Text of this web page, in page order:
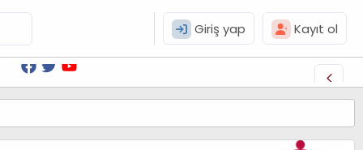
Giriş yap Kayıt ol